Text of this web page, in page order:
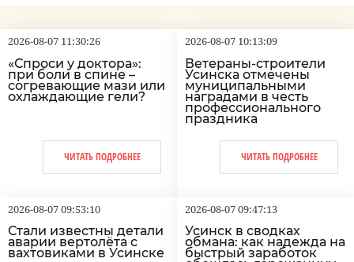
2026-08-07 11:30:26
«Спроси у доктора»:
при боли в спине –
согревающие мази или
охлаждающие гели?
ЧИТАТЬ ПОДРОБНЕЕ
2026-08-07 10:13:09
Ветераны-строители
Усинска отмечены
муниципальными
наградами в честь
профессионального
праздника
ЧИТАТЬ ПОДРОБНЕЕ
2026-08-07 09:53:10
Стали известны детали
аварии вертолёта с
вахтовиками в Усинске
2026-08-07 09:47:13
Усинск в сводках
обмана: как надежда на
быстрый заработок